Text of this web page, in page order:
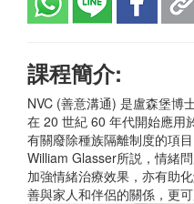
課程簡介:
NVC (善意溝通) 是盧森堡博
在 20 世紀 60 年代開始應用
有關廢除種族隔離制度的項
William Glasser所説，情緒
加強情緒治療效果，亦有助
善與家人和伴侶的關係，更